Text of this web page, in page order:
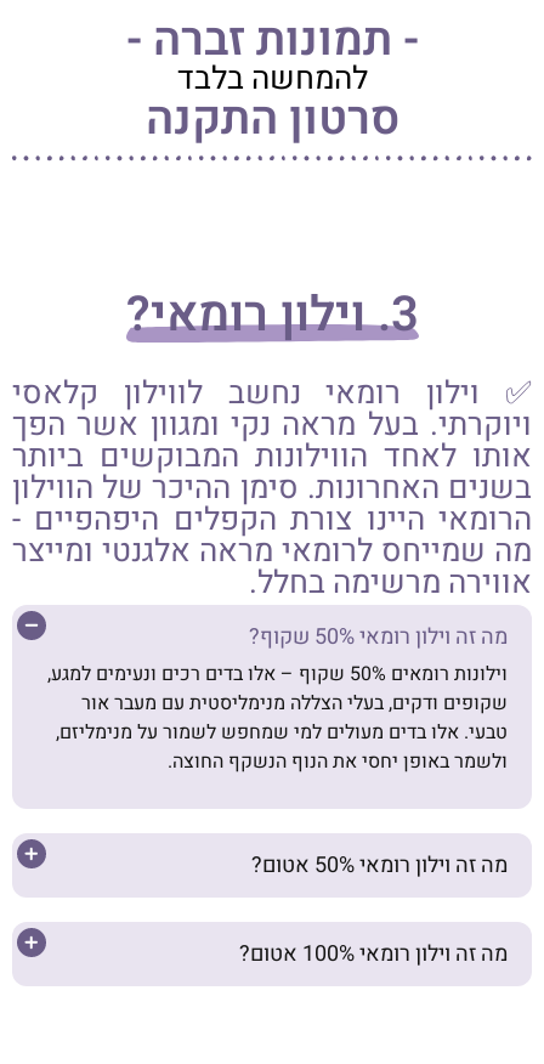
- תמונות זברה -
להמחשה בלבד
סרטון התקנה
3. וילון רומאי?
✅ וילון רומאי נחשב לווילון קלאסי
ויוקרתי. בעל מראה נקי ומגוון אשר הפך
אותו לאחד הווילונות המבוקשים ביותר
בשנים האחרונות. סימן ההיכר של הווילון
הרומאי היינו צורת הקפלים היפהפיים -
מה שמייחס לרומאי מראה אלגנטי ומייצר
אווירה מרשימה בחלל.
מה זה וילון רומאי 50% שקוף?
וילונות רומאים 50% שקוף – אלו בדים רכים ונעימים למגע,
שקופים ודקים, בעלי הצללה מנימליסטית עם מעבר אור
טבעי. אלו בדים מעולים למי שמחפש לשמור על מנימליזם,
ולשמר באופן יחסי את הנוף הנשקף החוצה.
מה זה וילון רומאי 50% אטום?
מה זה וילון רומאי 100% אטום?